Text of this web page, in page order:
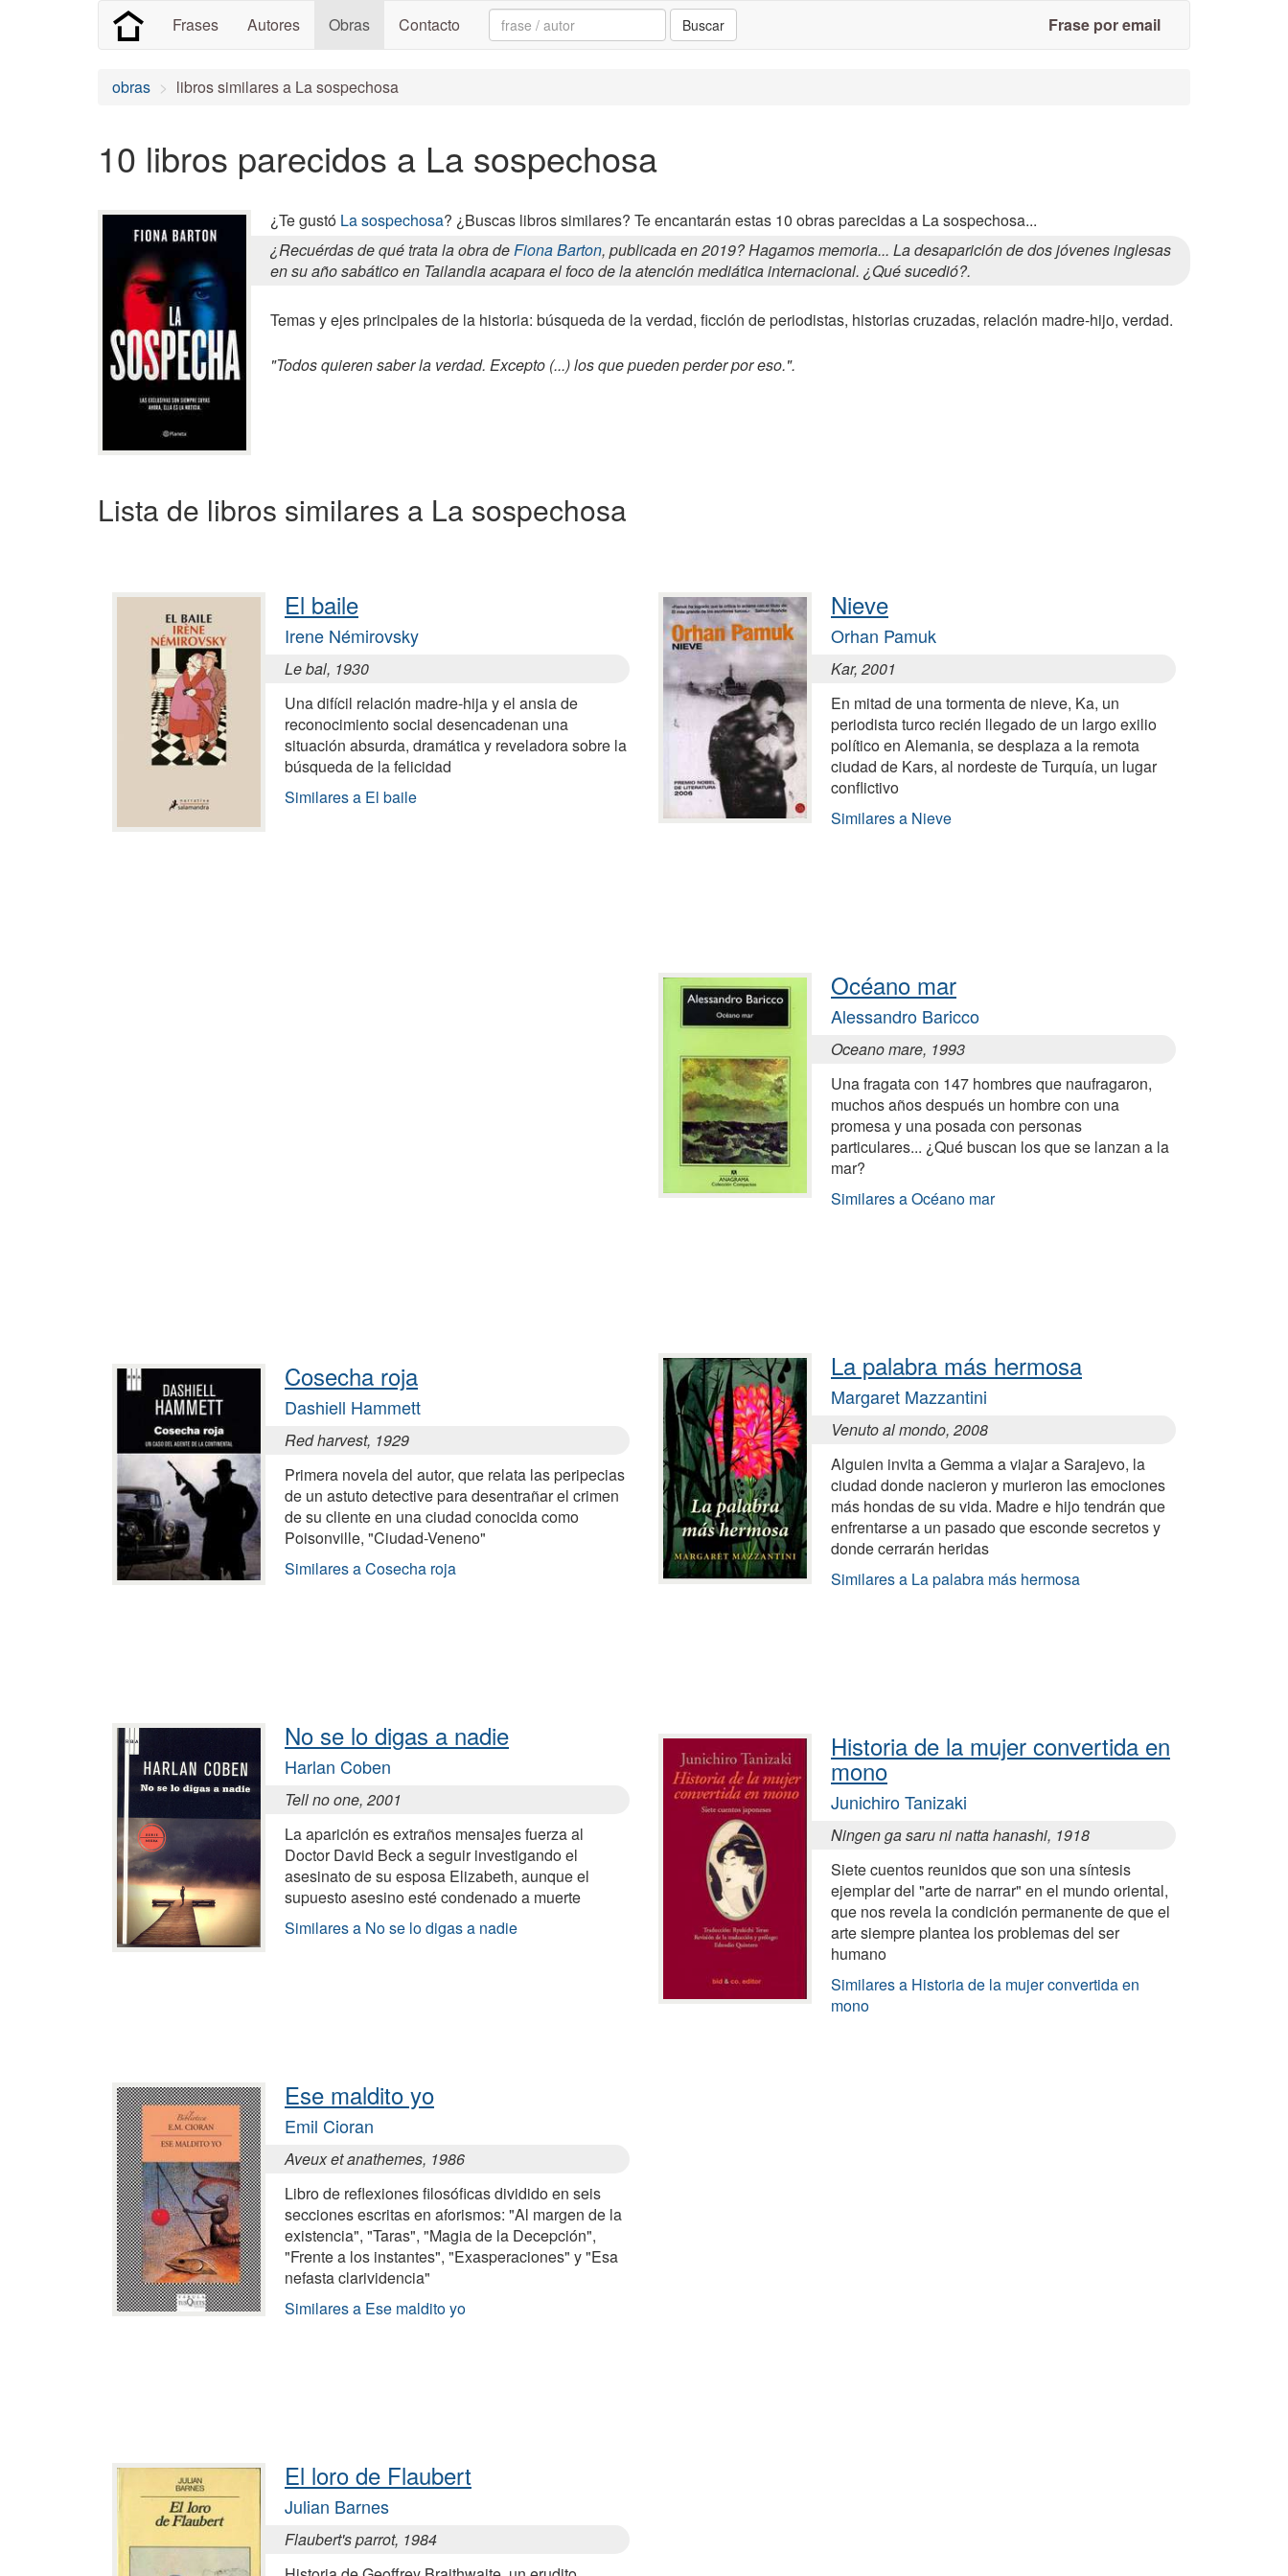
Frases Autores Obras Contacto Search: Buscar Frase por email
obras libros similares a La sospechosa
10 libros parecidos a La sospechosa
¿Te gustó La sospechosa? ¿Buscas libros similares? Te encantarán estas 10 obras parecidas a La sospechosa...
¿Recuérdas de qué trata la obra deFiona Barton, publicada en 2019? Hagamos memoria... La desaparición de dos jóvenes inglesas
en su año sabático en Tailandia acapara el foco de la atención mediática internacional. ¿Qué sucedió?.
Temas y ejes principales de la historia: búsqueda de la verdad, ficción de periodistas, historias cruzadas, relación madre-hijo, verdad.
"Todos quieren saber la verdad. Excepto (...) los que pueden perder por eso.".
Lista de libros similares a La sospechosa
El baile
Irene Némirovsky
Le bal, 1930
Una difícil relación madre-hija y el ansia de
reconocimiento social desencadenan una
situación absurda, dramática y reveladora sobre la
búsqueda de la felicidad
Similares a El baile
Cosecha roja
Dashiell Hammett
Red harvest, 1929
Primera novela del autor, que relata las peripecias
de un astuto detective para desentrañar el crimen
de su cliente en una ciudad conocida como
Poisonville, "Ciudad-Veneno"
Similares a Cosecha roja
No se lo digas a nadie
Harlan Coben
Tell no one, 2001
La aparición es extraños mensajes fuerza al
Doctor David Beck a seguir investigando el
asesinato de su esposa Elizabeth, aunque el
supuesto asesino esté condenado a muerte
Similares a No se lo digas a nadie
Ese maldito yo
Emil Cioran
Aveux et anathemes, 1986
Libro de reflexiones filosóficas dividido en seis
secciones escritas en aforismos: "Al margen de la
existencia", "Taras", "Magia de la Decepción",
"Frente a los instantes", "Exasperaciones" y "Esa
nefasta clarividencia"
Similares a Ese maldito yo
El loro de Flaubert
Julian Barnes
Flaubert's parrot, 1984
Nieve
Orhan Pamuk
Kar, 2001
En mitad de una tormenta de nieve, Ka, un
periodista turco recién llegado de un largo exilio
político en Alemania, se desplaza a la remota
ciudad de Kars, al nordeste de Turquía, un lugar
conflictivo
Similares a Nieve
Océano mar
Alessandro Baricco
Oceano mare, 1993
Una fragata con 147 hombres que naufragaron,
muchos años después un hombre con una
promesa y una posada con personas
particulares... ¿Qué buscan los que se lanzan a la
mar?
Similares a Océano mar
La palabra más hermosa
Margaret Mazzantini
Venuto al mondo, 2008
Alguien invita a Gemma a viajar a Sarajevo, la
ciudad donde nacieron y murieron las emociones
más hondas de su vida. Madre e hijo tendrán que
enfrentarse a un pasado que esconde secretos y
donde cerrarán heridas
Similares a La palabra más hermosa
Historia de la mujer convertida en
mono
Junichiro Tanizaki
Ningen ga saru ni natta hanashi, 1918
Siete cuentos reunidos que son una síntesis
ejemplar del "arte de narrar" en el mundo oriental,
que nos revela la condición permanente de que el
arte siempre plantea los problemas del ser
humano
Similares a Historia de la mujer convertida en
mono